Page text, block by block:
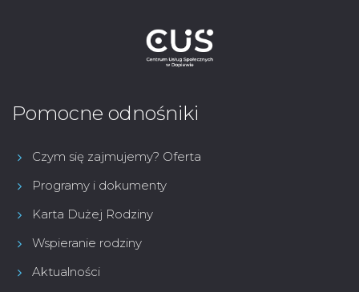
Pomocne odnośniki
Czym się zajmujemy? Oferta
Programy i dokumenty
Karta Dużej Rodziny
Wspieranie rodziny
Aktualności